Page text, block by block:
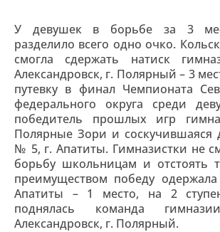
У девушек в борьбе за 3
разделило всего одно очко.
смогла сдержать натиск
Александровск, г. Полярный – 3
путевку в финал Чемпионата
федерального округа среди
победитель прошлых игр
Полярные Зори и
№ 5, г. Апатиты. Гимназистки не
борьбу школьницам и отстоять
преимуществом победу
Апатиты – 1 место, на 2
поднялась команда
Александровск, г. Полярный.